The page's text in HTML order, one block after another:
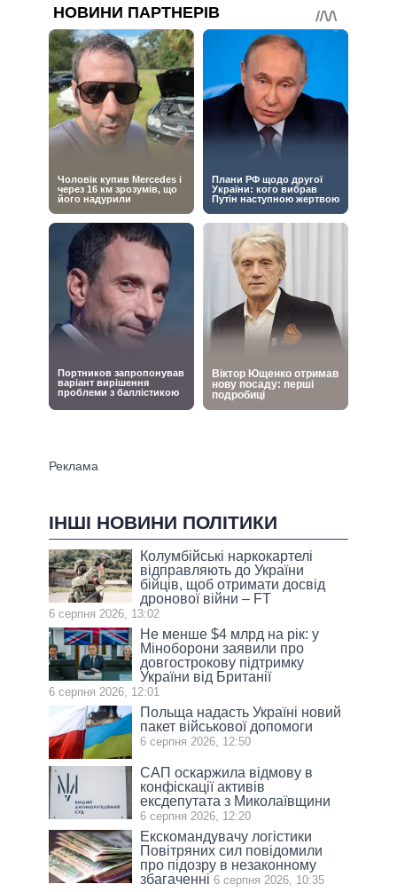
ІНШІ НОВИНИ ПОЛІТИКИ
Колумбійські наркокартелі
відправляють до України
бійців, щоб отримати досвід
дронової війни – FT
6 серпня 2026, 13:02
Не менше $4 млрд на рік: у
Міноборони заявили про
довгострокову підтримку
України від Британії
6 серпня 2026, 12:01
Польща надасть Україні новий
пакет військової допомоги
6 серпня 2026, 12:50
САП оскаржила відмову в
конфіскації активів
ексдепутата з Миколаївщини
6 серпня 2026, 12:20
Екскомандувачу логістики
Повітряних сил повідомили
про підозру в незаконному
збагаченні 6 серпня 2026, 10:35